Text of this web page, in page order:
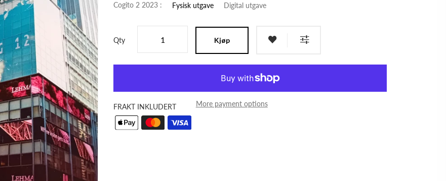
Cogito 2 2023 : Fysisk utgave Digital utgave
Qty Kjøp
More payment options
FRAKT INKLUDERT